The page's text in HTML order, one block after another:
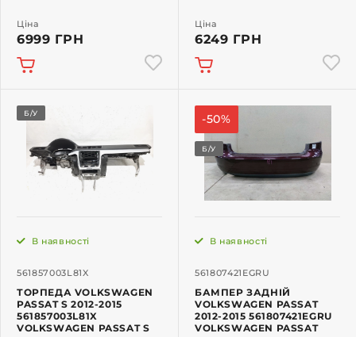
Ціна
6999 ГРН
Ціна
6249 ГРН
Б/У
561857003L81X
В наявності
ТОРПЕДА VOLKSWAGEN
PASSAT S 2012-2015
561857003L81X
VOLKSWAGEN PASSAT S
-50%
Б/У
561807421EGRU
В наявності
БАМПЕР ЗАДНІЙ
VOLKSWAGEN PASSAT
2012-2015 561807421EGRU
VOLKSWAGEN PASSAT